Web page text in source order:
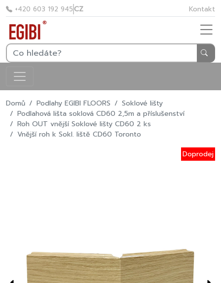
+420 603 192 945CZ Kontakt
Domů Podlahy EGIBI FLOORS
Soklové lišty
Podlahová lišta soklová CD60 2,5m a příslušenství
Roh OUT vnější Soklové lišty CD60 2 ks
Vnější roh k Sokl. liště CD60 Toronto
Doprodej